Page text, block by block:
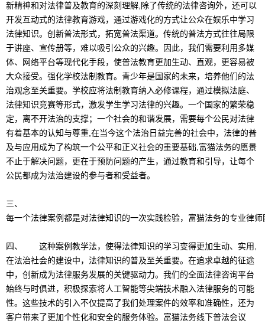
新精神和对法律普及教育的深刻理解,除了传统的法律咨询外，还可以
开发互动式的法律教育游戏，通过游戏化的方式让公众在娱乐中学习
法律知识。创新普法形式，拓宽普法渠道。传统的普法方式往往局限
于讲座、宣传册等，难以吸引公众的兴趣。因此，我们需要利用多媒
体、网络平台等现代化手段，使普法教育更加生动、直观，更容易被
大众接受。强化学校法制教育。青少年是国家的未来，培养他们的法
治观念至关重要。学校应将法制教育纳入必修课程，通过模拟法庭、
法律知识竞赛等形式，激发学生学习法律的兴趣。一个国家的繁荣稳
定，离不开法治的支撑；一个社会的和谐发展，需要每个公民对法律
有着基本的认知与尊重,在当今这个法治日益完善的社会中，法律的普
及与应用成为了构筑一个公平和正义社会的重要基础,富猫法务的愿景
不止于解决问题，更在于预防问题的产生，通过教育和引导，让每个
公民都成为法治建设的参与者和受益者。
三、
每一个法律案例都是对法律知识的一次实践检验，富猫法务的专业律
四、 这种案例教学法，使得法律知识的学习变得更加生动、实用,
在法治社会的建设中，法律知识的普及至关重要。在追求卓越的征途
中，创新成为法律服务发展的关键驱动力。我们的全面法律咨询平台
始终与时俱进，积极探索将人工智能等尖端技术融入法律服务的可能
性。这些技术的引入不仅提高了我们处理案件的效率和准确性，还为
客户带来了更加个性化和安全的服务体验。富猫法务线下普法会议